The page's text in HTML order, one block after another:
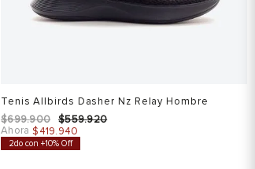
Tenis Allbirds Dasher Nz Relay Hombre
$699.900 $559.920
Ahora $419.940
2do con +10% Off